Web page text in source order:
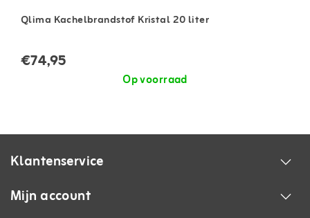
Qlima Kachelbrandstof Kristal 20 liter
€74,95
Op voorraad
Klantenservice
Mijn account